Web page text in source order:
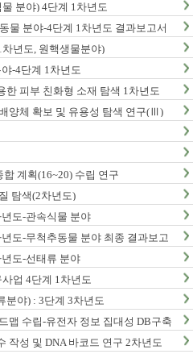
분야) 4단계 1차년도
물 분야-4단계 1차년도 결과보고서
년도, 원핵생물분야)
-4단계 1차년도
한 피부 친화형 소재 탐색 1차년도
양체 확보 및 유용성 탐색 연구(Ⅲ)
계획(16~20) 수립 연구
탐색(2차년도)
도-관속식물 분야
도-무척추동물 분야 최종 결과보고
도-선태류 분야
업 4단계 1차년도
분야) : 3단계 3차년도
맵 수립-유전자 정보 집대성 DB구축
작성 및 DNA 바코드 연구 2차년도